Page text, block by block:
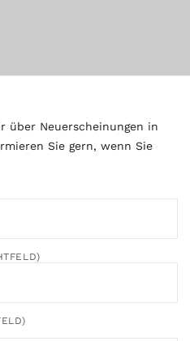
über Neuerscheinungen in
Sie gern, wenn Sie